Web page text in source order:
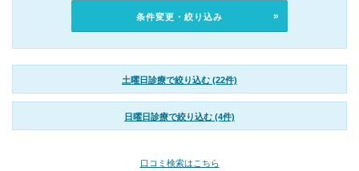
条件変更・絞り込み
土曜日診療で絞り込む (22件)
日曜日診療で絞り込む (4件)
口コミ検索はこちら